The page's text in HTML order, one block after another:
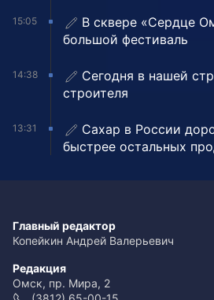
15:05
В сквере «Сердце
большой фестиваль
14:38
Сегодня в нашей
строителя
13:31
Сахар в России
быстрее остальных
Главный редактор
Копейкин Андрей Валерьевич
Редакция
Омск, пр. Мира, 2